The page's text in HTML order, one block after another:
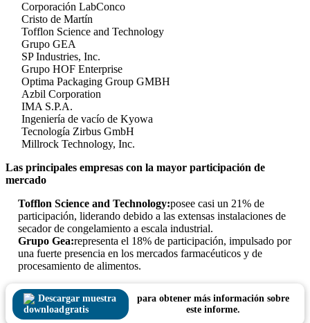
Corporación LabConco
Cristo de Martín
Tofflon Science and Technology
Grupo GEA
SP Industries, Inc.
Grupo HOF Enterprise
Optima Packaging Group GMBH
Azbil Corporation
IMA S.P.A.
Ingeniería de vacío de Kyowa
Tecnología Zirbus GmbH
Millrock Technology, Inc.
Las principales empresas con la mayor participación de
mercado
Tofflon Science and Technology:posee casi un 21% de
participación, liderando debido a las extensas instalaciones de
secador de congelamiento a escala industrial.
Grupo Gea:representa el 18% de participación, impulsado por
una fuerte presencia en los mercados farmacéuticos y de
procesamiento de alimentos.
Descargar muestra
gratis
para obtener más información sobre
este informe.